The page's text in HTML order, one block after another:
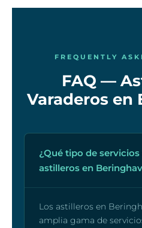
FREQUENTLY
FAQ —
Varaderos en
¿Qué tipo de
astilleros en
Los astilleros en
amplia gama de